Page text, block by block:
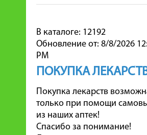
В каталоге: 12192
Обновление от: 8/8/2026
PM
ПОКУПКА
Покупка лекарств
только при помощи
из наших аптек!
Спасибо за понимание!